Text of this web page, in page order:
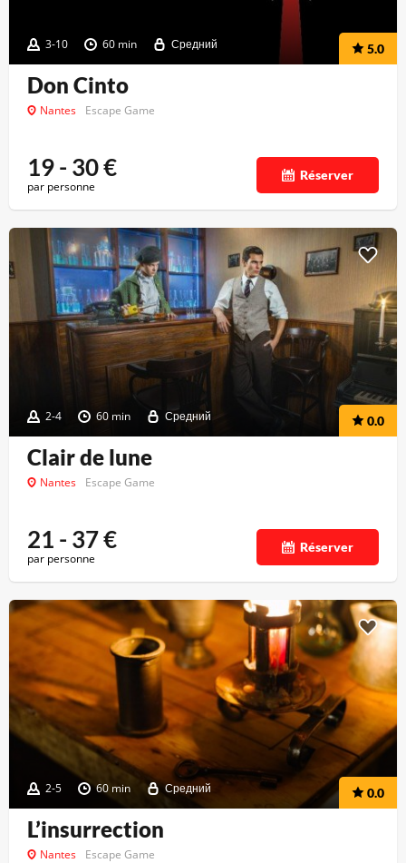
3-10 60 min Средний 5.0
Don Cinto
Nantes Escape Game
19 - 30€
par personne
Réserver
2-4 60 min Средний 0.0
Clair de lune
Nantes Escape Game
21 - 37€
par personne
Réserver
2-5 60 min Средний 0.0
L’insurrection
Nantes Escape Game